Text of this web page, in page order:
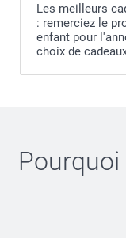
Les meilleurs
: remerciez le
enfant pour
choix de